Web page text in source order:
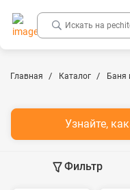
Главная Каталог Баня
Узнайте,
Фильтр